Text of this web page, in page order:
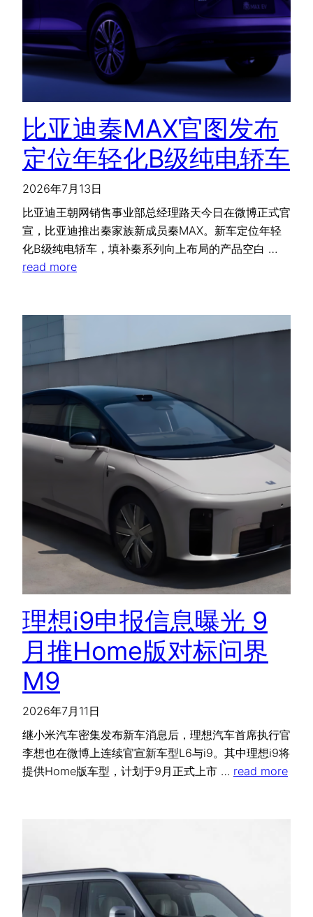
比亚迪秦MAX官图发布
定位年轻化B级纯电轿车
2026年7月13日
比亚迪王朝网销售事业部总经理路天今日在微博正式官
宣，比亚迪推出秦家族新成员秦MAX。新车定位年轻
化B级纯电轿车，填补秦系列向上布局的产品空白 …
read more
理想i9申报信息曝光 9
月推Home版对标问界
M9
2026年7月11日
继小米汽车密集发布新车消息后，理想汽车首席执行官
李想也在微博上连续官宣新车型L6与i9。其中理想i9将
提供Home版车型，计划于9月正式上市 … read more